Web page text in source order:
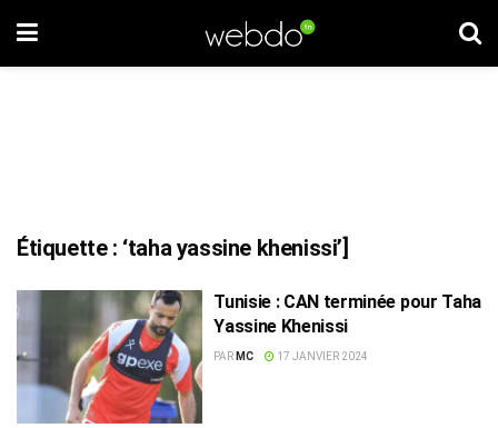
Étiquette : ‘taha yassine khenissi’]
Tunisie : CAN terminée pour Taha
Yassine Khenissi
PAR MC 17 JANVIER 2024